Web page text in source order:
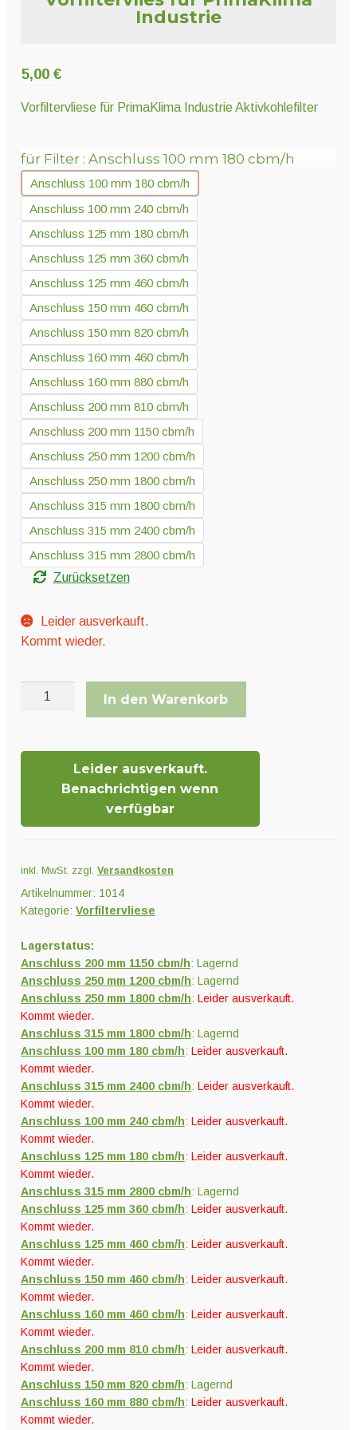
Pflanzenschutz und Biozide
Saatgut
Gartengeräte
Sonstiges
Industrie
5,00 €
Vorfiltervliese für PrimaKlima Industrie Aktivkohlefilter
für Filter Anschluss 100 mm 180 cbm/h
Anschluss 100 mm 180 cbm/h
Anschluss 100 mm 240 cbm/h
Anschluss 125 mm 180 cbm/h
Anschluss 125 mm 360 cbm/h
Anschluss 125 mm 460 cbm/h
Anschluss 150 mm 460 cbm/h
Anschluss 150 mm 820 cbm/h
Anschluss 160 mm 460 cbm/h
Anschluss 160 mm 880 cbm/h
Anschluss 200 mm 810 cbm/h
Anschluss 200 mm 1150 cbm/h
Anschluss 250 mm 1200 cbm/h
Anschluss 250 mm 1800 cbm/h
Anschluss 315 mm 1800 cbm/h
Anschluss 315 mm 2400 cbm/h
Anschluss 315 mm 2800 cbm/h
Zurücksetzen
Leider ausverkauft.
Kommt wieder.
Vorfiltervlies
Industrie
In den Warenkorb
Leider ausverkauft.
Benachrichtigen wenn
verfügbar
inkl. MwSt. zzgl. Versandkosten
Artikelnummer: 1014
Kategorie: Vorfiltervliese
Lagerstatus:
Anschluss 200 mm 1150 cbm/h: Lagernd
Anschluss 250 mm 1200 cbm/h: Lagernd
Anschluss 250 mm 1800 cbm/h: Leider ausverkauft.
Kommt wieder.
Anschluss 315 mm 1800 cbm/h: Lagernd
Anschluss 100 mm 180 cbm/h: Leider ausverkauft.
Kommt wieder.
Anschluss 315 mm 2400 cbm/h: Leider ausverkauft.
Kommt wieder.
Anschluss 100 mm 240 cbm/h: Leider ausverkauft.
Kommt wieder.
Anschluss 125 mm 180 cbm/h: Leider ausverkauft.
Kommt wieder.
Anschluss 315 mm 2800 cbm/h: Lagernd
Anschluss 125 mm 360 cbm/h: Leider ausverkauft.
Kommt wieder.
Anschluss 125 mm 460 cbm/h: Leider ausverkauft.
Kommt wieder.
Anschluss 150 mm 460 cbm/h: Leider ausverkauft.
Kommt wieder.
Anschluss 160 mm 460 cbm/h: Leider ausverkauft.
Kommt wieder.
Anschluss 200 mm 810 cbm/h: Leider ausverkauft.
Kommt wieder.
Anschluss 150 mm 820 cbm/h: Lagernd
Anschluss 160 mm 880 cbm/h: Leider ausverkauft.
Kommt wieder.